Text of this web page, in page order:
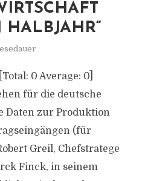
0 Average: 0]
für die deutsche
Daten zur Produktion
(für
Greil, Chefstratege
Finck, in seinem